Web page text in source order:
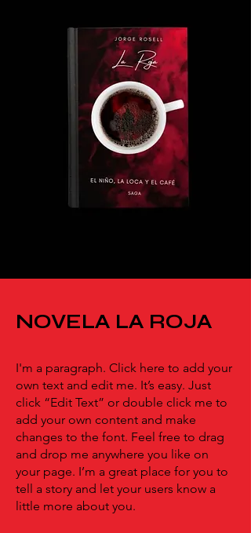
NOVELA LA ROJA
I'm a paragraph. Click here to add your
own text and edit me. It’s easy. Just
click “Edit Text” or double click me to
add your own content and make
changes to the font. Feel free to drag
and drop me anywhere you like on
your page. I’m a great place for you to
tell a story and let your users know a
little more about you.